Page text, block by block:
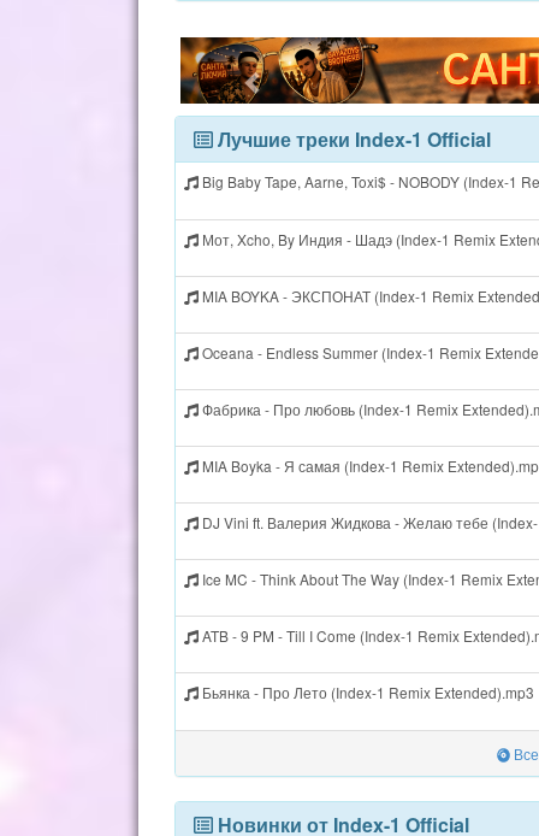
Лучшие треки Index-1 Official
Big Baby Tape, Aarne, Toxi$ - NOBODY (Index-1
Мот, Xcho, By Индия - Шадэ (Index-1 Remix
MIA BOYKA - ЭКСПОНАТ (Index-1 Remix
Oceana - Endless Summer (Index-1 Remix
Фабрика - Про любовь (Index-1 Remix
MIA Boyka - Я самая (Index-1 Remix
DJ Vini ft. Валерия Жидкова - Желаю тебе
Ice MC - Think About The Way (Index-1 Remix
ATB - 9 PM - Till I Come (Index-1 Remix
Бьянка - Про Лето (Index-1 Remix Extended).mp3
Новинки от Index-1 Official